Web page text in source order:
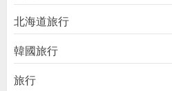
北海道旅行
韓國旅行
旅行